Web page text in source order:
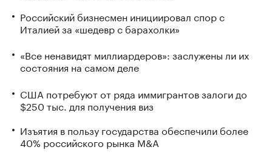
Российский бизнесмен инициировал спор с
Италией за «шедевр с барахолки»
«Все ненавидят миллиардеров»: заслужены ли их
состояния на самом деле
США потребуют от ряда иммигрантов залоги до
$250 тыс. для получения виз
Изъятия в пользу государства обеспечили более
40% российского рынка M&A